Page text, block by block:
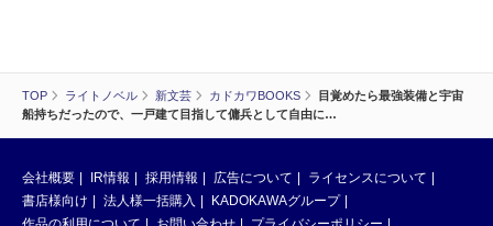
TOP ライトノベル 新文芸 カドカワBOOKS
目覚めたら最強装備と宇宙
船持ちだったので、一戸建て目指して傭兵として自由に…
会社概要 IR情報 採用情報 広告について
ライセンスについて
書店様向け
法人様一括購入
KADOKAWAグループ